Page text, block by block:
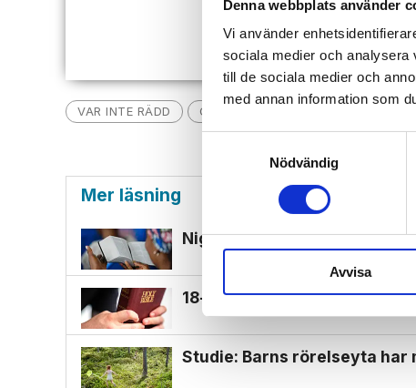
Denna webbplats använder
Vi använder
sociala medier och analysera
till de sociala medier och
med annan information som
Nödvändig
Avvisa
VAR INTE RÄDD GUDSMÖTEN
Mer läsning
Nigeriansk kvinna ville slå
18-åring hade med sig bibel
Studie: Barns rörelseyta har